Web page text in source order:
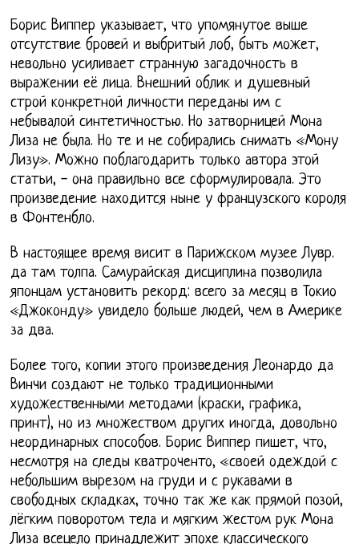
Борис Виппер указывает, что упомянутое выше
отсутствие бровей и выбритый лоб, быть может,
невольно усиливает странную загадочность в
выражении её лица. Внешний облик и душевный
строй конкретной личности переданы им с
небывалой синтетичностью. Но затворницей Мона
Лиза не была. Но те и не собирались снимать «Мону
Лизу». Можно поблагодарить только автора этой
статьи, - она правильно все сформулировала. Это
произведение находится ныне у французского короля
в Фонтенбло.
В настоящее время висит в Парижском музее Лувр.
да там толпа. Самурайская дисциплина позволила
японцам установить рекорд: всего за месяц в Токио
«Джоконду» увидело больше людей, чем в Америке
за два.
Более того, копии этого произведения Леонардо да
Винчи создают не только традиционными
художественными методами (краски, графика,
принт), но из множеством других иногда, довольно
неординарных способов. Борис Виппер пишет, что,
несмотря на следы кватроченто, «своей одеждой с
небольшим вырезом на груди и с рукавами в
свободных складках, точно так же как прямой позой,
лёгким поворотом тела и мягким жестом рук Мона
Лиза всецело принадлежит эпохе классического